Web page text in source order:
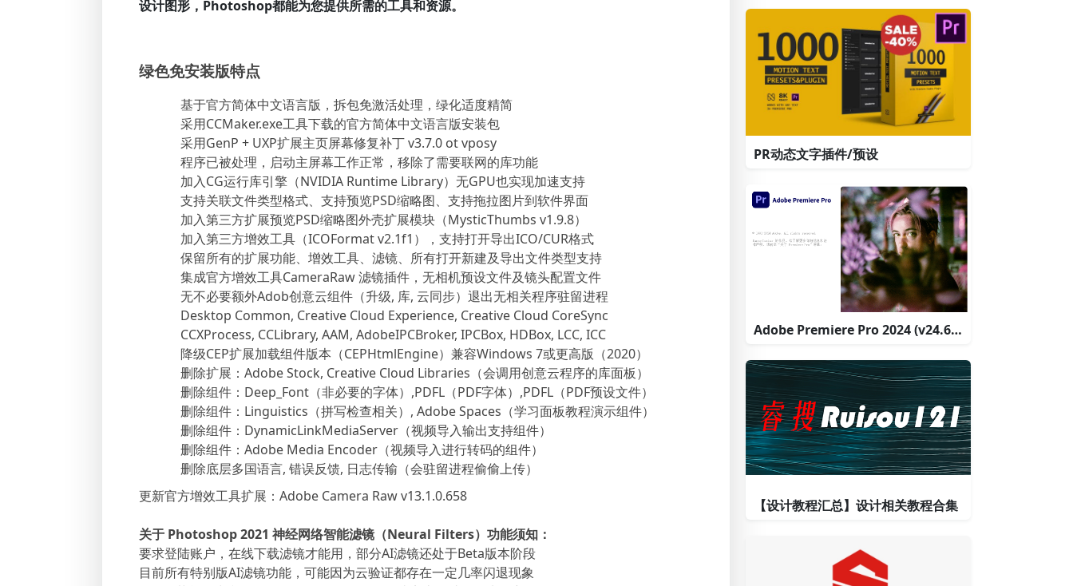
设计图形，Photoshop都能为您提供所需的工具和资源。
绿色免安装版特点
基于官方简体中文语言版，拆包免激活处理，绿化适度精简
采用CCMaker.exe工具下载的官方简体中文语言版安装包
采用GenP + UXP扩展主页屏幕修复补丁 v3.7.0 ot vposy
程序已被处理，启动主屏幕工作正常，移除了需要联网的库功能
加入CG运行库引擎（NVIDIA Runtime Library）无GPU也实现加速支持
支持关联文件类型格式、支持预览PSD缩略图、支持拖拉图片到软件界面
加入第三方扩展预览PSD缩略图外壳扩展模块（MysticThumbs v1.9.8）
加入第三方增效工具（ICOFormat v2.1f1），支持打开导出ICO/CUR格式
保留所有的扩展功能、增效工具、滤镜、所有打开新建及导出文件类型支持
集成官方增效工具CameraRaw 滤镜插件，无相机预设文件及镜头配置文件
无不必要额外Adob创意云组件（升级, 库, 云同步）退出无相关程序驻留进程
Desktop Common, Creative Cloud Experience, Creative Cloud CoreSync
CCXProcess, CCLibrary, AAM, AdobeIPCBroker, IPCBox, HDBox, LCC, ICC
降级CEP扩展加载组件版本（CEPHtmlEngine）兼容Windows 7或更高版（2020）
删除扩展：Adobe Stock, Creative Cloud Libraries（会调用创意云程序的库面板）
删除组件：Deep_Font（非必要的字体）,PDFL（PDF字体）,PDFL（PDF预设文件）
删除组件：Linguistics（拼写检查相关）, Adobe Spaces（学习面板教程演示组件）
删除组件：DynamicLinkMediaServer（视频导入输出支持组件）
删除组件：Adobe Media Encoder（视频导入进行转码的组件）
删除底层多国语言, 错误反馈, 日志传输（会驻留进程偷偷上传）
更新官方增效工具扩展：Adobe Camera Raw v13.1.0.658
关于 Photoshop 2021 神经网络智能滤镜（Neural Filters）功能须知：
要求登陆账户，在线下载滤镜才能用，部分AI滤镜还处于Beta版本阶段
目前所有特别版AI滤镜功能，可能因为云验证都存在一定几率闪退现象
PR动态文字插件/预设
Adobe Premiere Pro 2024 (v24.6.1) 多语言版
【设计教程汇总】设计相关教程合集